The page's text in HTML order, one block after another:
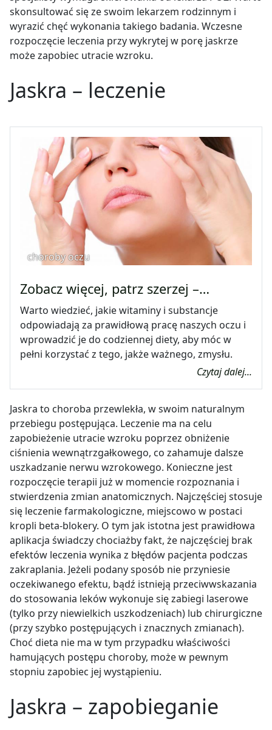
skonsultować się ze swoim lekarzem rodzinnym i
wyrazić chęć wykonania takiego badania. Wczesne
rozpoczęcie leczenia przy wykrytej w porę jaskrze
może zapobiec utracie wzroku.
Jaskra – leczenie
choroby oczu
Zobacz więcej, patrz szerzej –…
Warto wiedzieć, jakie witaminy i substancje
odpowiadają za prawidłową pracę naszych oczu i
wprowadzić je do codziennej diety, aby móc w
pełni korzystać z tego, jakże ważnego, zmysłu.
Czytaj dalej...
Jaskra to choroba przewlekła, w swoim naturalnym
przebiegu postępująca. Leczenie ma na celu
zapobieżenie utracie wzroku poprzez obniżenie
ciśnienia wewnątrzgałkowego, co zahamuje dalsze
uszkadzanie nerwu wzrokowego. Konieczne jest
rozpoczęcie terapii już w momencie rozpoznania i
stwierdzenia zmian anatomicznych. Najczęściej stosuje
się leczenie farmakologiczne, miejscowo w postaci
kropli beta-blokery. O tym jak istotna jest prawidłowa
aplikacja świadczy chociażby fakt, że najczęściej brak
efektów leczenia wynika z błędów pacjenta podczas
zakraplania. Jeżeli podany sposób nie przyniesie
oczekiwanego efektu, bądź istnieją przeciwwskazania
do stosowania leków wykonuje się zabiegi laserowe
(tylko przy niewielkich uszkodzeniach) lub chirurgiczne
(przy szybko postępujących i znacznych zmianach).
Choć dieta nie ma w tym przypadku właściwości
hamujących postępu choroby, może w pewnym
stopniu zapobiec jej wystąpieniu.
Jaskra – zapobieganie